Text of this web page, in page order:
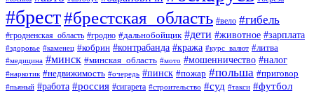
#брест#брестская_область #вело #гибель
#гродненская_область #гродно #дальнобойщик #дети #животное #зарплата
#здоровье #каменец #кобрин #контрабанда #кража #курс_валют #литва
#медицина #минск #минская_область #мото #мошенничество #налог
#наркотик #недвижимость #очередь #пинск #пожар #польша #приговор
#пьяный #работа #россия #сигарета #строительство #суд #такси #футбол